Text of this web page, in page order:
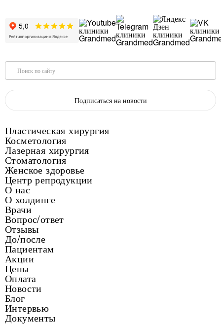
Поиск по сайту
Подписаться на новости
Пластическая хирургия
Косметология
Лазерная хирургия
Стоматология
Женское здоровье
Центр репродукции
О нас
О холдинге
Врачи
Вопрос/ответ
Отзывы
До/после
Пациентам
Акции
Цены
Оплата
Новости
Блог
Интервью
Документы